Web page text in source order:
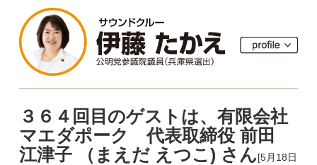
３６４回目のゲストは、有限会社
マエダポーク 代表取締役 前田
江津子 （まえだ えつこ) さん[5月18日